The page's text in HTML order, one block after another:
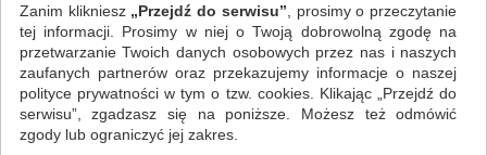
WSZYSTKIE KATEGORIE
NAJCHĘTNIEJ WYBIERANE
OCHRONA INDYWIDUALNA
Zanim klikniesz „Przejdź do serwisu” , prosimy o przeczytanie
tej informacji. Prosimy w niej o Twoją dobrowolną zgodę na
przetwarzanie Twoich danych osobowych przez nas i naszych
zaufanych partnerów oraz przekazujemy informacje o naszej
polityce prywatności w tym o tzw. cookies. Klikając „Przejdź do
serwisu”, zgadzasz się na poniższe. Możesz też odmówić
zgody lub ograniczyć jej zakres.